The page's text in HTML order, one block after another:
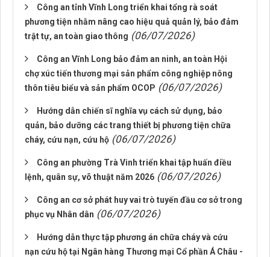
Công an tỉnh Vĩnh Long triển khai tổng rà soát
phương tiện nhằm nâng cao hiệu quả quản lý, bảo đảm
trật tự, an toàn giao thông (06/07/2026)
Công an Vĩnh Long bảo đảm an ninh, an toàn Hội
chợ xúc tiến thương mại sản phẩm công nghiệp nông
thôn tiêu biểu và sản phẩm OCOP (06/07/2026)
Hướng dẫn chiến sĩ nghĩa vụ cách sử dụng, bảo
quản, bảo dưỡng các trang thiết bị phương tiện chữa
cháy, cứu nạn, cứu hộ (06/07/2026)
Công an phường Trà Vinh triển khai tập huấn điều
lệnh, quân sự, võ thuật năm 2026 (06/07/2026)
Công an cơ sở phát huy vai trò tuyến đầu cơ sở trong
phục vụ Nhân dân (06/07/2026)
Hướng dẫn thực tập phương án chữa cháy và cứu
nạn cứu hộ tại Ngân hàng Thương mại Cổ phần Á Châu -